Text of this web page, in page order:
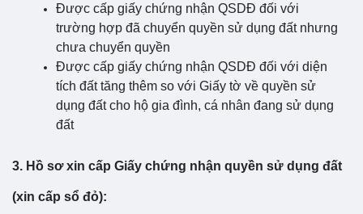
Được cấp giấy chứng nhận QSDĐ đối với
trường hợp đã chuyển quyền sử dụng đất nhưng
chưa chuyển quyền
Được cấp giấy chứng nhận QSDĐ đối với diện
tích đất tăng thêm so với Giấy tờ về quyền sử
dụng đất cho hộ gia đình, cá nhân đang sử dụng
đất
3. Hồ sơ xin cấp Giấy chứng nhận quyền sử dụng đất
(xin cấp sổ đỏ):